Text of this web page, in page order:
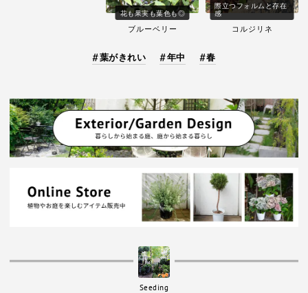
花も果実も葉色も◎
ブルーベリー
際立つフォルムと存在
感
コルジリネ
葉がきれい 年中 春
Seeding